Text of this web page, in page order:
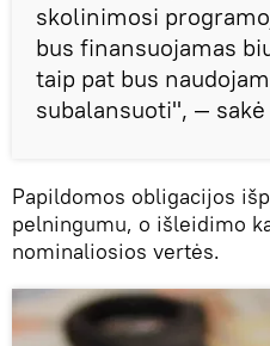
skolinimosi
bus finansuojamas
taip pat bus
subalansuoti", —
Papildomos obligacijos
pelningumu, o išleidimo
nominaliosios vertės.